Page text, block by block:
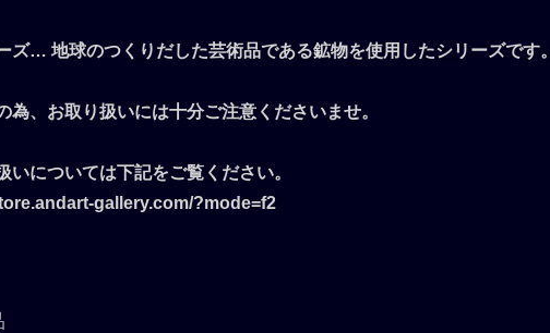
ズ… 地球のつくりだした芸術品である鉱物を使用したシリーズです。
為、お取り扱いには十分ご注意くださいませ。
については下記をご覧ください。
gallery.com/?mode=f2